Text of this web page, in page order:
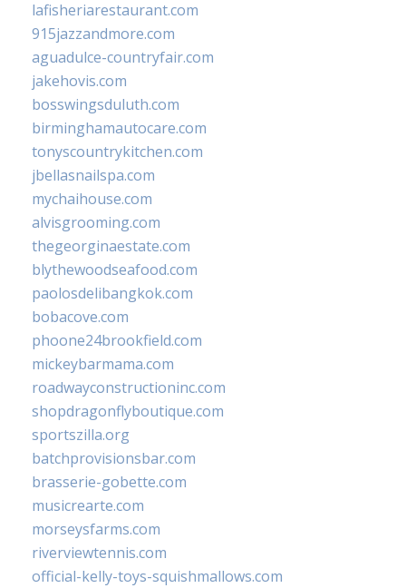
lafisheriarestaurant.com
915jazzandmore.com
aguadulce-countryfair.com
jakehovis.com
bosswingsduluth.com
birminghamautocare.com
tonyscountrykitchen.com
jbellasnailspa.com
mychaihouse.com
alvisgrooming.com
thegeorginaestate.com
blythewoodseafood.com
paolosdelibangkok.com
bobacove.com
phoone24brookfield.com
mickeybarmama.com
roadwayconstructioninc.com
shopdragonflyboutique.com
sportszilla.org
batchprovisionsbar.com
brasserie-gobette.com
musicrearte.com
morseysfarms.com
riverviewtennis.com
official-kelly-toys-squishmallows.com